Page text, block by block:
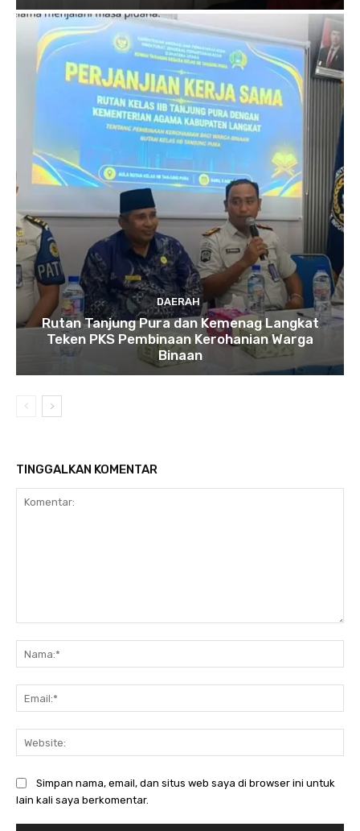
DAERAH
Rutan Tanjung Pura dan Kemenag Langkat
Teken PKS Pembinaan Kerohanian Warga
Binaan
TINGGALKAN KOMENTAR
Simpan nama, email, dan situs web saya di browser ini untuk
lain kali saya berkomentar.